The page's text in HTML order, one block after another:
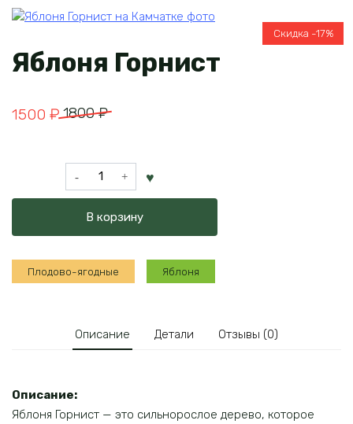
Скидка -17%
Яблоня Горнист
1800₽
Первоначальная
составляла
1500 ₽
Текущая
Количество
товара
ГорнистВ корзину
Плодово-ягодные Яблоня
Описание Детали Отзывы (0)
Описание:
Яблоня Горнист — это сильнорослое дерево, которое